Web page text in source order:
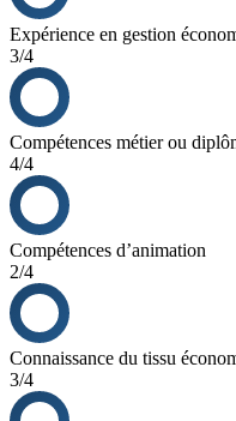
Expérience en gestion
3/4
Compétences métier ou
4/4
Compétences d’animation
2/4
Connaissance du tissu
3/4